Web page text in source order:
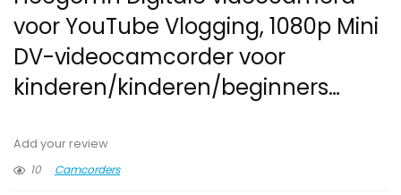
voor YouTube Vlogging, 1080p Mini
DV-videocamcorder voor
kinderen/kinderen/beginners…
Add your review
10
Camcorders